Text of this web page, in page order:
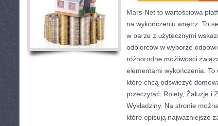
Mars-Net to wartościowa
na wykończeniu wnętrz. To
w parze z użytecznymi
odbiorców w wyborze
różnorodne możliwości
elementami wykończenia.
które chcą odświeżyć
przeczytać: Rolety, Żaluzje i
Wykładziny. Na stronie
które opisują najważniejsze